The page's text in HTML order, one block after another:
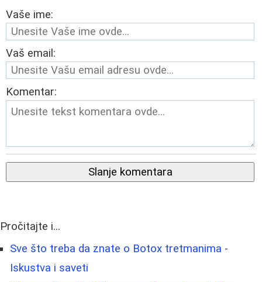
Vaše ime:
Vaš email:
Komentar:
Slanje komentara
Pročitajte i...
Sve što treba da znate o Botox tretmanima -
Iskustva i saveti